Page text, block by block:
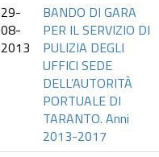
29-
08-
2013
BANDO DI GARA
PER IL SERVIZIO DI
PULIZIA DEGLI
UFFICI SEDE
DELL’AUTORITÀ
PORTUALE DI
TARANTO. Anni
2013-2017